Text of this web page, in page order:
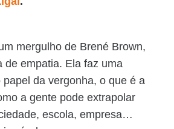
mergulho de Brené Brown,
de empatia. Ela faz uma
da vergonha, o que é a
a gente pode extrapolar
escola, empresa…